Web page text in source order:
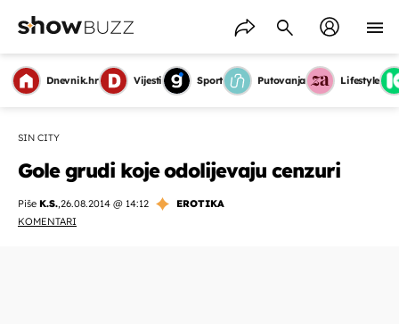
Dnevnik.hr Vijesti Sport Putovanja Lifestyle
SIN CITY
Gole grudi koje odolijevaju cenzuri
Piše K.S.,26.08.2014 @ 14:12
EROTIKA
KOMENTARI